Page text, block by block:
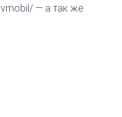
— а так же